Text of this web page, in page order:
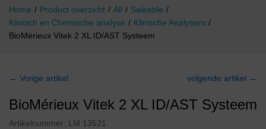
Home / Product overzicht / All / Saleable /
Klinisch en Chemische analyse / Klinische Analysers /
BioMérieux Vitek 2 XL ID/AST Systeem
← Vorige artikel volgende artikel →
BioMérieux Vitek 2 XL ID/AST Systeem
Artikelnummer: LM 13521